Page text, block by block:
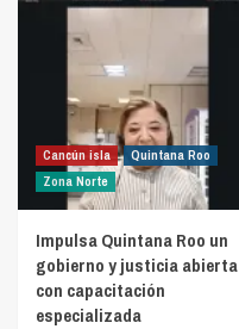
Cancún isla
Quintana Roo
Zona Norte
Impulsa Quintana Roo un
gobierno y justicia abierta
con capacitación
especializada